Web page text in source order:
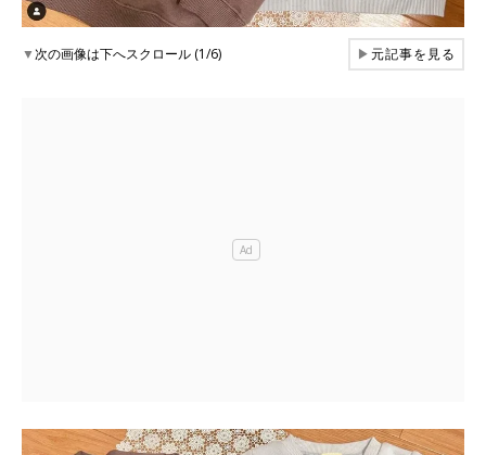
▼次の画像は下へスクロール (1/6) ▶元記事を見る